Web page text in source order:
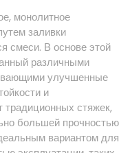
монолитное
заливки
смеси. В основе этой
различными
улучшенные
и
традиционных стяжек,
большей прочностью
вариантом для